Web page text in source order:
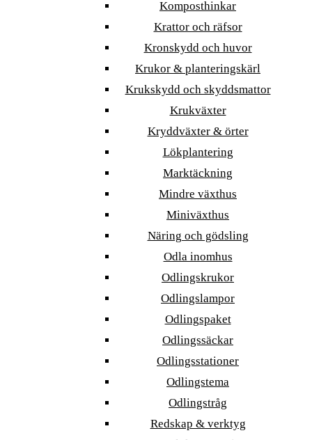
Komposthinkar
Krattor och räfsor
Kronskydd och huvor
Krukor & planteringskärl
Krukskydd och skyddsmattor
Krukväxter
Kryddväxter & örter
Lökplantering
Marktäckning
Mindre växthus
Miniväxthus
Näring och gödsling
Odla inomhus
Odlingskrukor
Odlingslampor
Odlingspaket
Odlingssäckar
Odlingsstationer
Odlingstema
Odlingstråg
Redskap & verktyg